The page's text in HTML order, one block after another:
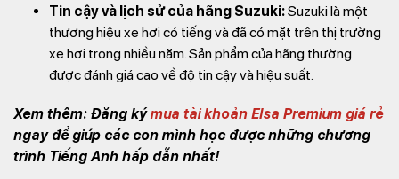
Tin cậy và lịch sử của hãng Suzuki:Suzuki là một
thương hiệu xe hơi có tiếng và đã có mặt trên thị trường
xe hơi trong nhiều năm. Sản phẩm của hãng thường
được đánh giá cao về độ tin cậy và hiệu suất.
Xem thêm: Đăng kýmua tài khoản Elsa Premium giá rẻ
ngay để giúp các con mình học được những chương
trình Tiếng Anh hấp dẫn nhất!